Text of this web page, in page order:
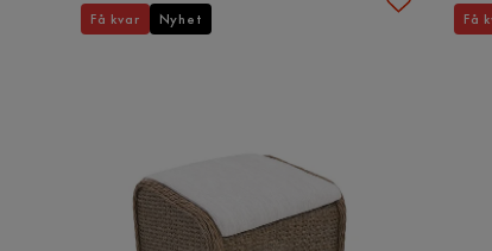
Få kvar Nyhet Få